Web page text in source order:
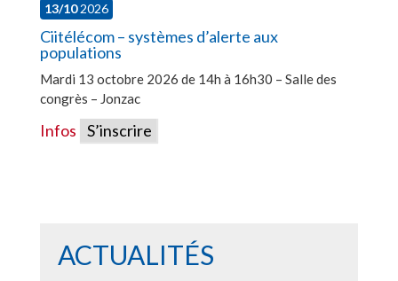
13/102026
Ciitélécom – systèmes d’alerte aux
populations
Mardi 13 octobre 2026 de 14h à 16h30 – Salle des
congrès – Jonzac
Infos S’inscrire
ACTUALITÉS